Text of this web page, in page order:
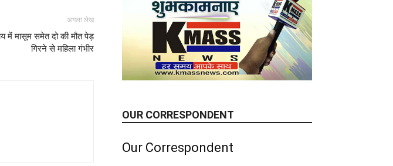
अगला लेख
में मासूम समेत दो की मौत पेड़
गिरने से महिला गंभीर
OUR CORRESPONDENT
Our Correspondent